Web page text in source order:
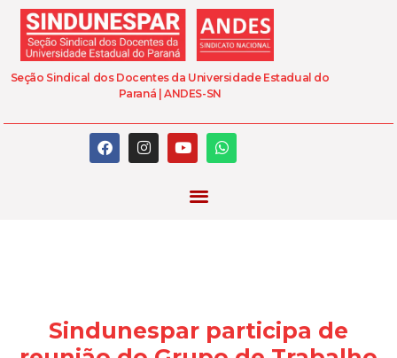
Seção Sindical dos Docentes da Universidade Estadual do
Paraná | ANDES-SN
Sindunespar participa de